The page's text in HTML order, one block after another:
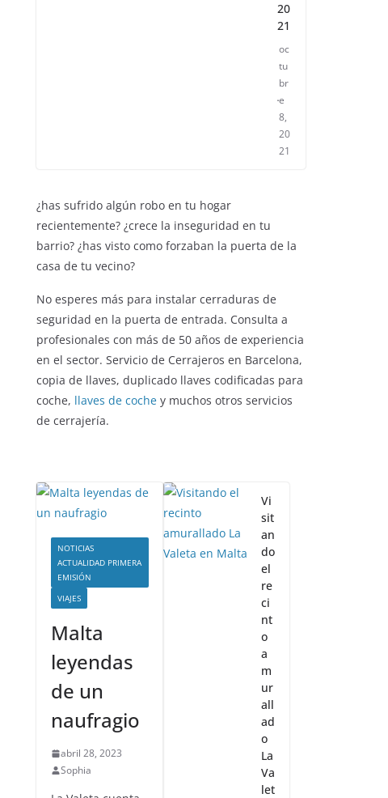
20
21
oc
tu
br
e
8,
20
21
¿has sufrido algún robo en tu hogar
recientemente? ¿crece la inseguridad en tu
barrio? ¿has visto como forzaban la puerta de la
casa de tu vecino?
No esperes más para instalar cerraduras de
seguridad en la puerta de entrada. Consulta a
profesionales con más de 50 años de experiencia
en el sector. Servicio de Cerrajeros en Barcelona,
copia de llaves, duplicado llaves codificadas para
coche, llaves de coche y muchos otros servicios
de cerrajería.
NOTICIAS
ACTUALIDAD PRIMERA
EMISIÓN
VIAJES
Malta
leyendas
de un
naufragio
abril 28, 2023
Sophia
Vi
sit
an
do
el
re
ci
nt
o
a
m
ur
all
ad
o
La
Va
let